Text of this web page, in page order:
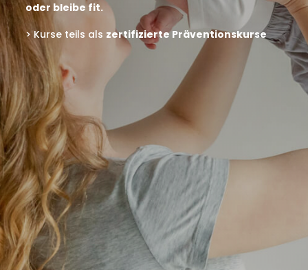
oder bleibe fit.
> Kurse teils als zertifizierte Präventionskurse